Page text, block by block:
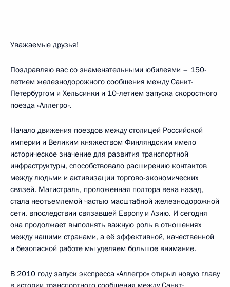
Уважаемые друзья!
Поздравляю вас со знаменательными юбилеями – 150-
летием железнодорожного сообщения между Санкт-
Петербургом и Хельсинки и 10-летием запуска скоростного
поезда «Аллегро».
Начало движения поездов между столицей Российской
империи и Великим княжеством Финляндским имело
историческое значение для развития транспортной
инфраструктуры, способствовало расширению контактов
между людьми и активизации торгово-экономических
связей. Магистраль, проложенная полтора века назад,
стала неотъемлемой частью масштабной железнодорожной
сети, впоследствии связавшей Европу и Азию. И сегодня
она продолжает выполнять важную роль в отношениях
между нашими странами, а её эффективной, качественной
и безопасной работе мы уделяем большое внимание.
В 2010 году запуск экспресса «Аллегро» открыл новую главу